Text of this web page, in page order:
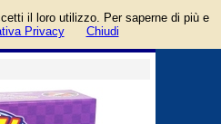
guida
il loro utilizzo. Per saperne di più e
Privacy Chiudi